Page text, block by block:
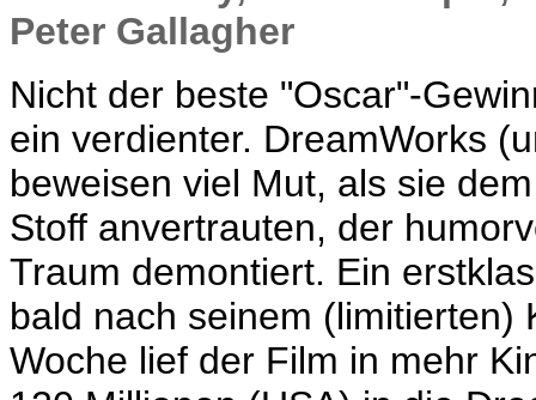
Peter Gallagher
Nicht der beste "Oscar"-
ein verdienter. DreamWorks
beweisen viel Mut, als sie
Stoff anvertrauten, der
Traum demontiert. Ein
bald nach seinem (limitierten)
Woche lief der Film in mehr